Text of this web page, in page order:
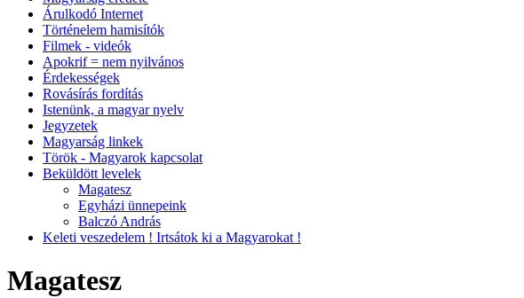
Árulkodó Internet
Történelem hamisítók
Filmek - videók
Apokrif = nem nyilvános
Érdekességek
Rovásírás fordítás
Istenünk, a magyar nyelv
Jegyzetek
Magyarság linkek
Török - Magyarok kapcsolat
Beküldött levelek
Magatesz
Egyházi ünnepeink
Balczó András
Keleti veszedelem ! Irtsátok ki a Magyarokat !
Magatesz